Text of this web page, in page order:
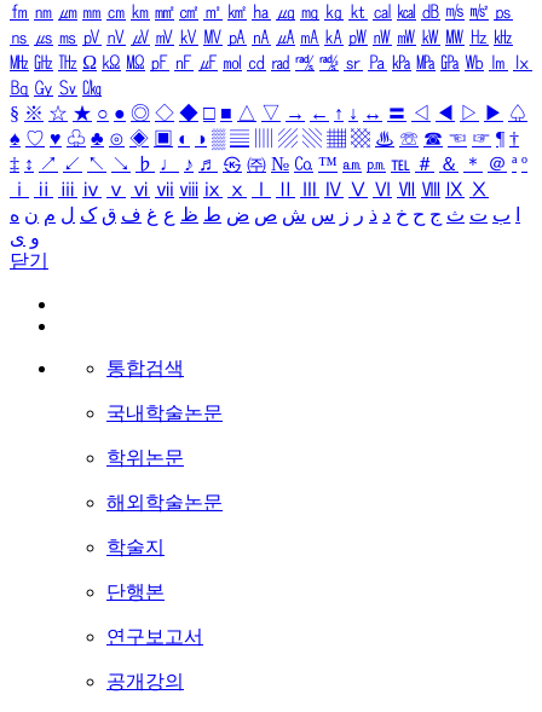
㎙ ㎚ ㎛ ㎜ ㎝ ㎞ ㎟ ㎠ ㎡ ㎢ ㏊ ㎍ ㎎ ㎏ ㏏ ㎈ ㎉ ㏈ ㎧ ㎨ ㎰
㎱ ㎲ ㎳ ㎴ ㎵ ㎶ ㎷ ㎸ ㎹ ㎀ ㎁ ㎂ ㎃ ㎄ ㎺ ㎻ ㎽ ㎾ ㎿ ㎐ ㎑
㎒ ㎓ ㎔ Ω ㏀ ㏁ ㎊ ㎋ ㎌ ㏖ ㏅ ㎭ ㎮ ㎯ ㏛ ㎩ ㎪ ㎫ ㎬ ㏝ ㏐
㏓
㏃ ㏉ ㏜ ㏆
§ ※ ☆ ★ ○ ● ◎ ◇ ◆ □ ■ △ ▽ → ← ↑ ↓ ↔ 〓 ◁ ◀ ▷ ▶ ♤
♠ ♡ ♥ ♧ ♣ ⊙ ◈ ▣ ◐ ◑ ▒ ▤ ▨ ▧ ▦ ▩ ♨ ☏ ☎ ☜ ☞ ¶ †
‡ ↕ ↗ ↙ ↖ ↘ ♭ ♩ ♪ ♬ ㉿ ㈜ № ㏇ ™ ㏂ ㏘ ℡ ＃ ＆ ＊ ＠ ª º
ⅰ
ⅱ ⅲ ⅳ ⅴ ⅵ ⅶ ⅷ ⅸ ⅹ Ⅳ Ⅴ Ⅵ Ⅶ Ⅷ Ⅸ Ⅹ
ب ت ث ج ح خ د ذ ر ز س ش ص ض ط ظ ع غ ف ق ک ل م ن ه
و ی
닫기
통합검색
국내학술논문
학위논문
해외학술논문
학술지
단행본
연구보고서
공개강의